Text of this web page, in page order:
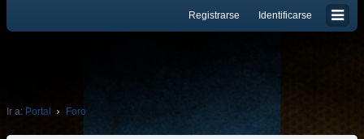
Identificarse
Registrarse
Ir a: Portal Foro